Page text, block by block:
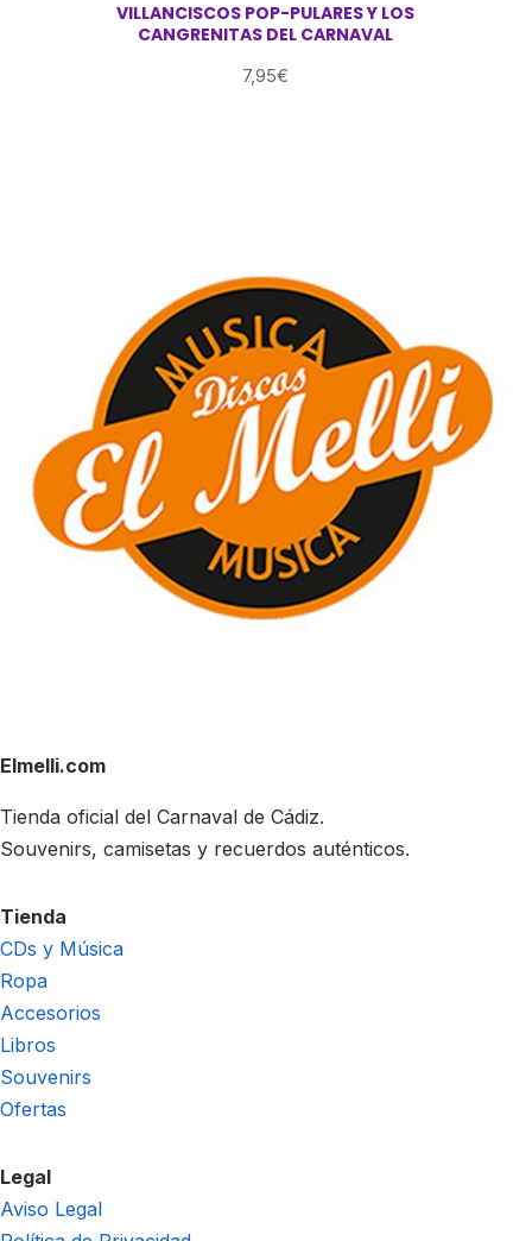
VILLANCISCOS POP-PULARES Y LOS
CANGRENITAS DEL CARNAVAL
7,95€
Elmelli.com
Tienda oficial del Carnaval de Cádiz.
Souvenirs, camisetas y recuerdos auténticos.
Tienda
CDs y Música
Ropa
Accesorios
Libros
Souvenirs
Ofertas
Legal
Aviso Legal